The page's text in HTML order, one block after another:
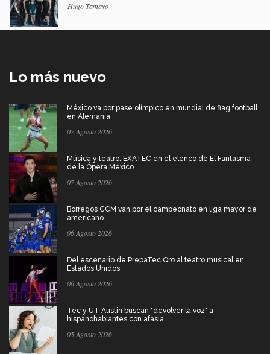
Hugo Tamayo
Lo más nuevo
México va por pase olímpico en mundial de flag football
en Alemania
07 Agosto 2026
Música y teatro: EXATEC en el elenco de El Fantasma
de la Ópera México
07 Agosto 2026
Borregos CCM van por el campeonato en liga mayor de
americano
06 Agosto 2026
Del escenario de PrepaTec Qro al teatro musical en
Estados Unidos
06 Agosto 2026
Tec y UT Austin buscan "devolver la voz" a
hispanohablantes con afasia
05 Agosto 2026